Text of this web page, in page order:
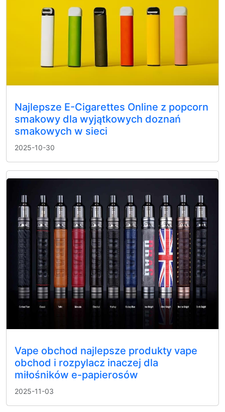
Najlepsze E-Cigarettes Online z popcorn
smakowy dla wyjątkowych doznań
smakowych w sieci
2025-10-30
Vape obchod najlepsze produkty vape
obchod i rozpylacz inaczej dla
miłośników e-papierosów
2025-11-03